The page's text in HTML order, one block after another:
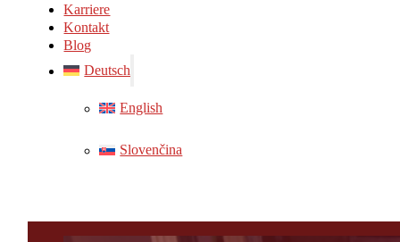
Karriere
Kontakt
Blog
Deutsch
English
Slovenčina